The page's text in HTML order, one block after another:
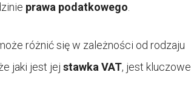
prawa podatkowego.
różnić się w zależności od rodzaju
jaki jest jej stawka VAT, jest kluczowe